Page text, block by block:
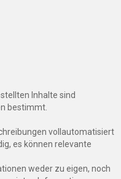
Inhalte sind
bestimmt.
vollautomatisiert
es können relevante
weder zu eigen, noch